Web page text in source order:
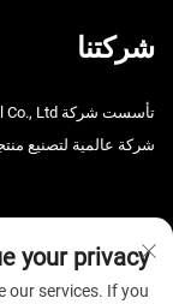
شركتنا
شركة عالمية لتصنيع
your privacy
our services. If you